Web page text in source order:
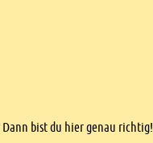
bist du hier genau richtig!